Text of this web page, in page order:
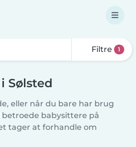
Filtre 1
Sølsted
eller når du bare har brug
betroede babysittere på
tager at forhandle om